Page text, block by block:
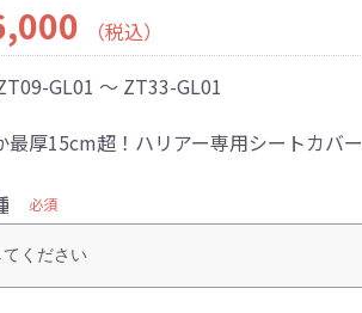
（税込）
GL01 ～ ZT33-GL01
最厚15cm超！ハリアー専用シートカバー
必須